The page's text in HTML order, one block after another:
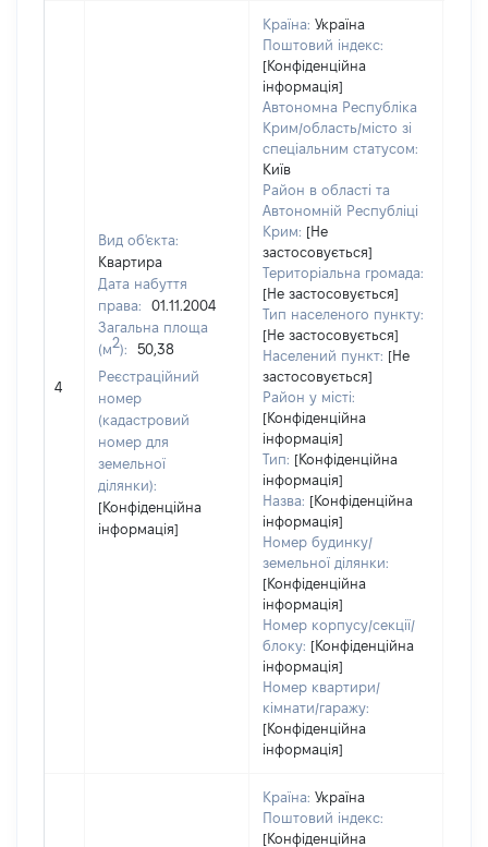
4
Вид об'єкта:
Квартира
Дата набуття
права:
01.11.2004
Загальна площа
(м2):
50,38
Реєстраційний
номер
(кадастровий
номер для
земельної
ділянки):
[Конфіденційна
інформація]
Країна: Україна
Поштовий індекс:
[Конфіденційна
інформація]
Автономна Республіка
Крим/область/місто зі
спеціальним статусом:
Київ
Район в області та
Автономній Республіці
Крим: [Не
застосовується]
Територіальна громада:
[Не застосовується]
Тип населеного пункту:
[Не застосовується]
Населений пункт: [Не
застосовується]
Район у місті:
[Конфіденційна
інформація]
Тип: [Конфіденційна
інформація]
Назва: [Конфіденційна
інформація]
Номер будинку/
земельної ділянки:
[Конфіденційна
інформація]
Номер корпусу/секції/
блоку: [Конфіденційна
інформація]
Номер квартири/
кімнати/гаражу:
[Конфіденційна
інформація]
Країна: Україна
Поштовий індекс:
[Конфіденційна